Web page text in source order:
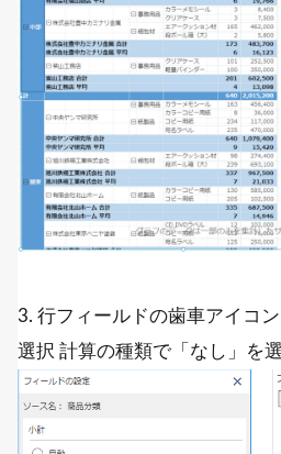
3. 行フィールドの歯車アイコ
選択 計算の種類で「なし」を